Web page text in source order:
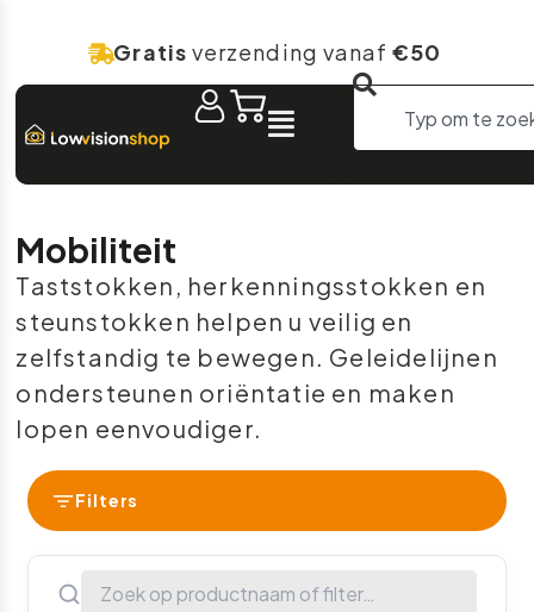
Gratis verzending vanaf €50
Mobiliteit
Taststokken, herkenningsstokken en
steunstokken helpen u veilig en
zelfstandig te bewegen. Geleidelijnen
ondersteunen oriëntatie en maken
lopen eenvoudiger.
Filters